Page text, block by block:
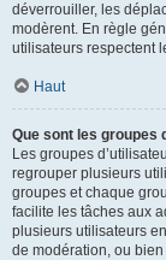
déverrouiller, les
modèrent. En règle
utilisateurs respectent
Haut
Que sont les groupes
Les groupes
regrouper plusieurs
groupes et chaque
facilite les tâches aux
plusieurs utilisateurs
de modération, ou